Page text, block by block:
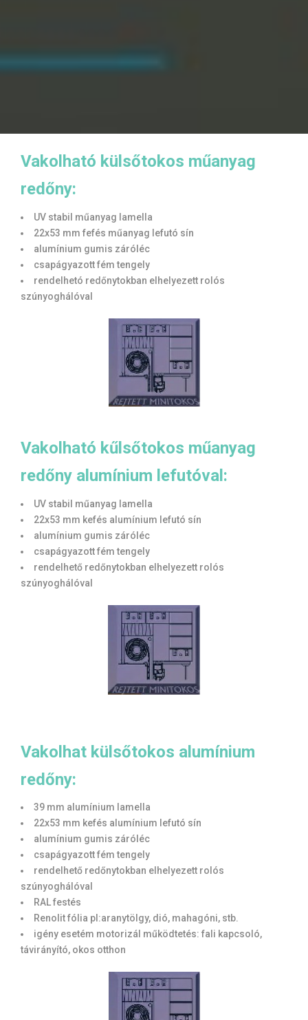
Vakolható külsőtokos műanyag
redőny:
UV stabil műanyag lamella
22x53 mm fefés műanyag lefutó sín
alumínium gumis záróléc
csapágyazott fém tengely
rendelhetó redőnytokban elhelyezett rolós
szúnyoghálóval
Vakolható kűlsőtokos műanyag
redőny alumínium lefutóval:
UV stabil műanyag lamella
22x53 mm kefés alumínium lefutó sín
alumínium gumis záróléc
csapágyazott fém tengely
rendelhető redőnytokban elhelyezett rolós
szúnyoghálóval
Vakolhat külsőtokos alumínium
redőny:
39 mm alumínium lamella
22x53 mm kefés alumínium lefutó sín
alumínium gumis záróléc
csapágyazott fém tengely
rendelhető redőnytokban elhelyezett rolós
szúnyoghálóval
RAL festés
Renolit fólia pl:aranytölgy, dió, mahagóni, stb.
igény esetém motorizál működtetés: fali kapcsoló,
távirányító, okos otthon